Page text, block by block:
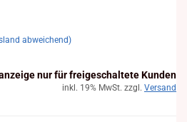
abweichend)
nur für freigeschaltete Kunden
inkl. 19% MwSt. zzgl. Versand